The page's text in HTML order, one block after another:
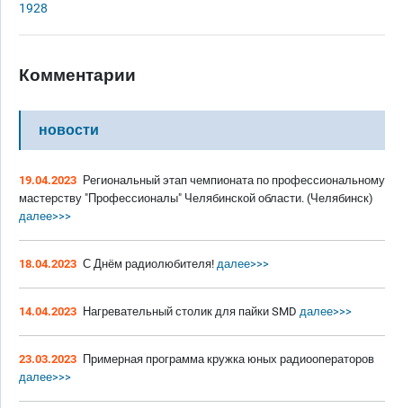
1928
Комментарии
новости
19.04.2023 Региональный этап чемпионата по профессиональному
мастерству "Профессионалы" Челябинской области. (Челябинск)
далее>>>
18.04.2023 С Днём радиолюбителя! далее>>>
14.04.2023 Нагревательный столик для пайки SMD далее>>>
23.03.2023 Примерная программа кружка юных радиооператоров
далее>>>